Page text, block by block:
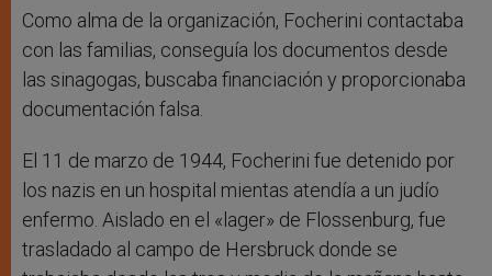
Como alma de la organización, Focherini contactaba
con las familias, conseguía los documentos desde
las sinagogas, buscaba financiación y proporcionaba
documentación falsa.
El 11 de marzo de 1944, Focherini fue detenido por
los nazis en un hospital mientas atendía a un judío
enfermo. Aislado en el «lager» de Flossenburg, fue
trasladado al campo de Hersbruck donde se